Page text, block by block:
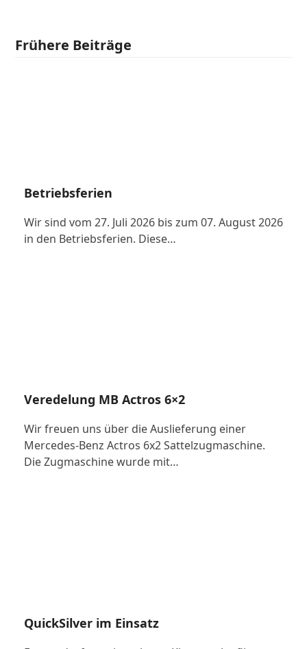
Frühere Beiträge
Betriebsferien
Wir sind vom 27. Juli 2026 bis zum 07. August 2026
in den Betriebsferien. Diese…
Veredelung MB Actros 6×2
Wir freuen uns über die Auslieferung einer
Mercedes-Benz Actros 6x2 Sattelzugmaschine.
Die Zugmaschine wurde mit…
QuickSilver im Einsatz